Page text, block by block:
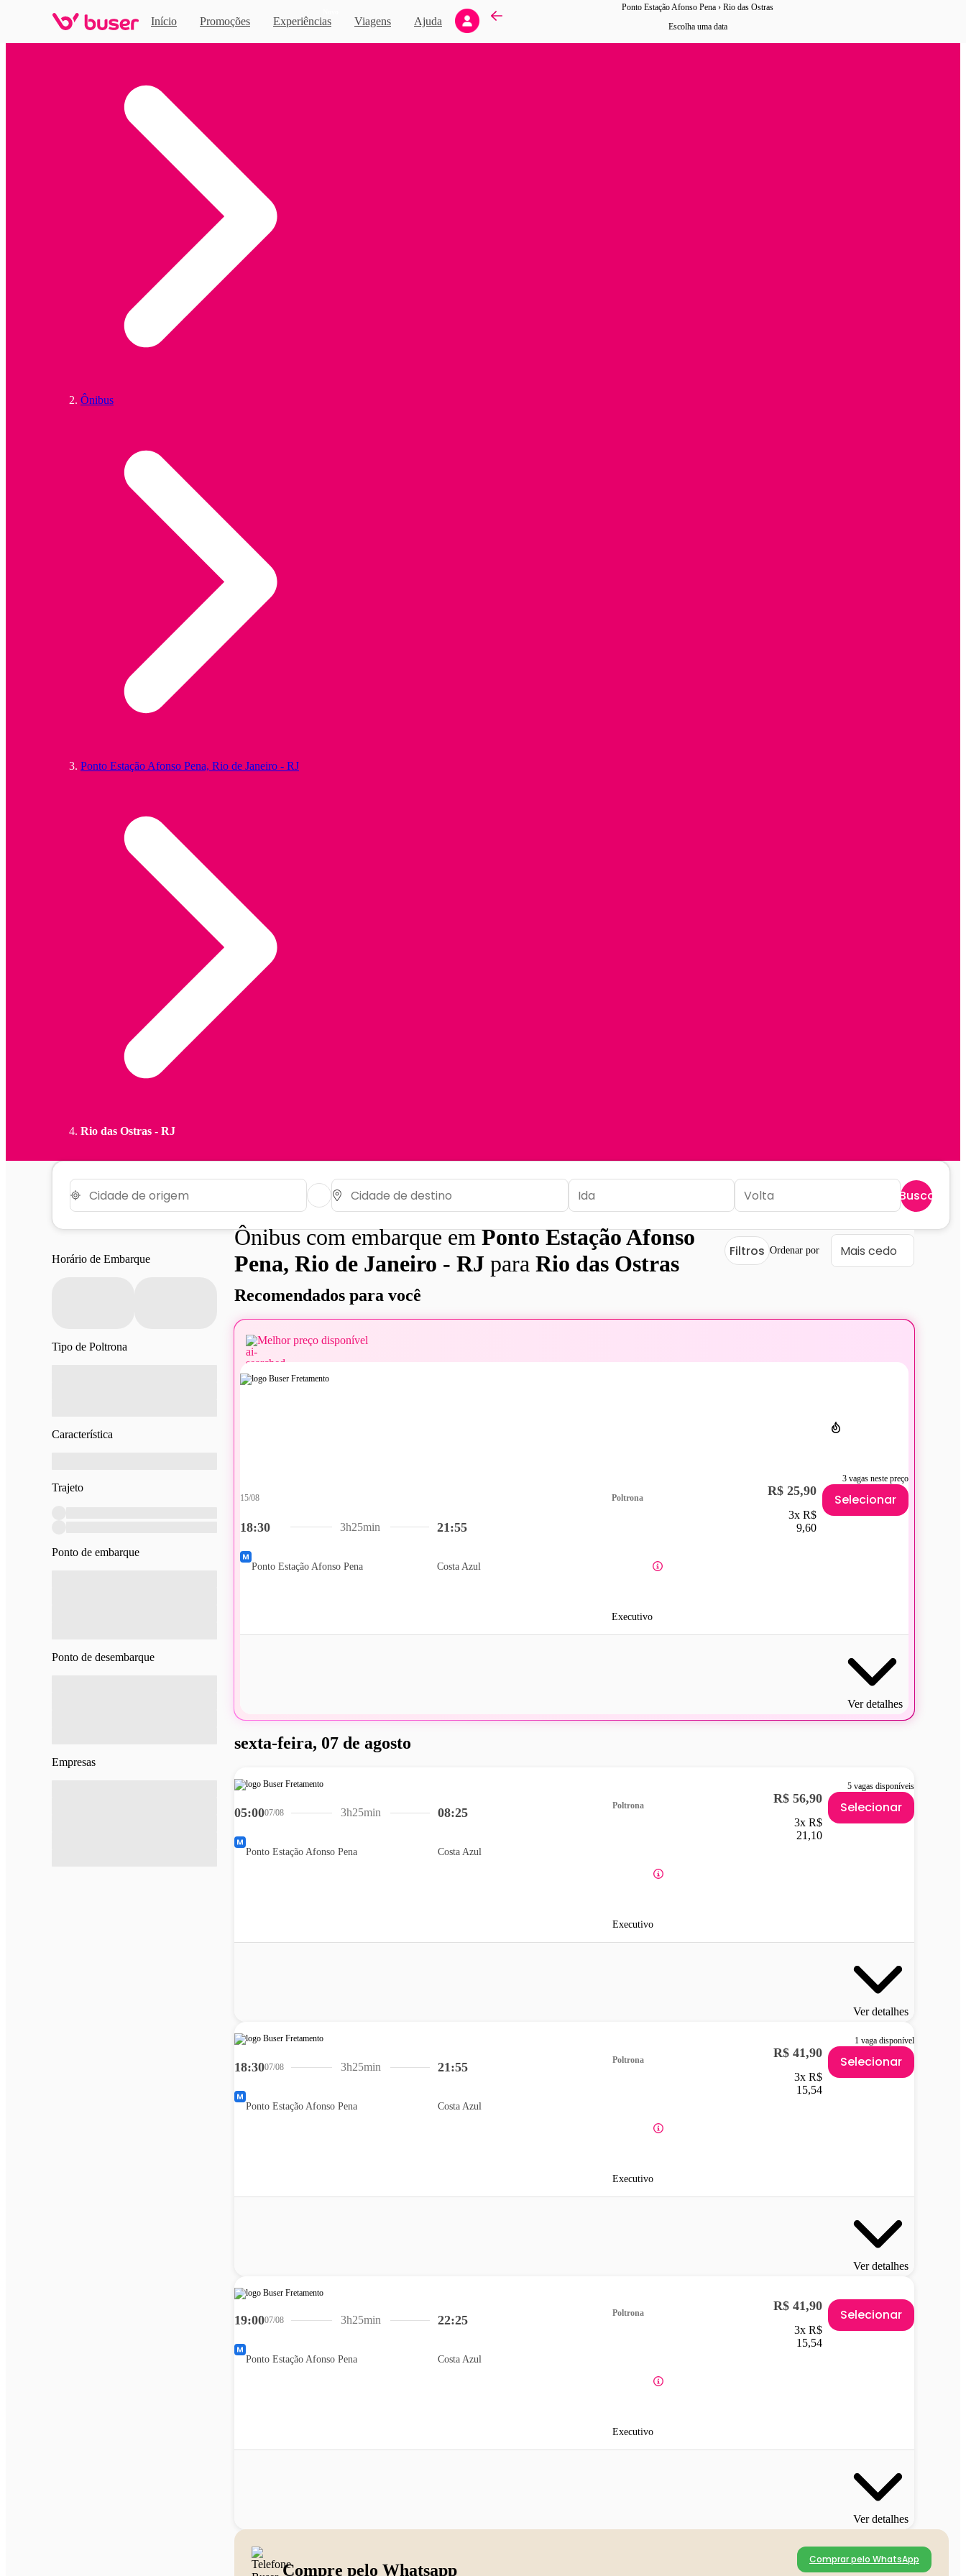
Início Promoções Experiências Viagens Ajuda
Ponto Estação Afonso Pena › Rio das Ostras
Escolha uma data
Ônibus
Ponto Estação Afonso Pena, Rio de Janeiro - RJ
Rio das Ostras - RJ
Buscar
Horário de Embarque
Tipo de Poltrona
Característica
Trajeto
Ponto de embarque
Ponto de desembarque
Empresas
Ônibus com embarque emPonto Estação Afonso
Pena, Rio de Janeiro - RJ para Rio das Ostras Filtros Ordenar por
Recomendados para você
Melhor preço disponível
3 vagas neste preço
18:30
15/08
Ponto Estação Afonso Pena
21:55
Costa Azul
3h25min
Poltrona
Executivo
R$ 25,90
3x R$
9,60
Selecionar
Ver detalhes
sexta-feira, 07 de agosto
5 vagas disponíveis
05:0007/08
Ponto Estação Afonso Pena
08:25
Costa Azul
3h25min
Poltrona
Executivo
R$ 56,90
3x R$
21,10
Selecionar
Ver detalhes
1 vaga disponível
18:3007/08
Ponto Estação Afonso Pena
21:55
Costa Azul
3h25min
Poltrona
Executivo
R$ 41,90
3x R$
15,54
Selecionar
Ver detalhes
19:0007/08
Ponto Estação Afonso Pena
22:25
Costa Azul
3h25min
Poltrona
Executivo
R$ 41,90
3x R$
15,54
Selecionar
Ver detalhes
Compre pelo Whatsapp
Comprar pelo WhatsApp